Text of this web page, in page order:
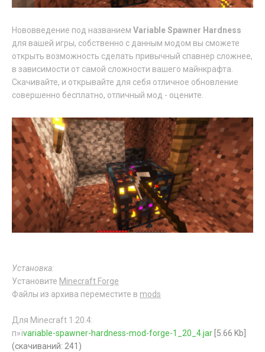
Нововведение под названием Variable Spawner Hardness
для вашей игры, собственно с данным модом вы сможете
открыть возможность сделать привычный спавнер сложнее,
в зависимости от самой сложности вашего майнкрафта.
Скачивайте, и открывайте для себя отличное обновление
совершенно бесплатно, отличный мод - оцените.
Установка:
Установите Minecraft Forge
Файлы из архива переместите в mods
Для Minecraft 1.20.4:
п»їvariable-spawner-hardness-mod-forge-1_20_4.jar [5.66 Kb]
(cкачиваний: 241)